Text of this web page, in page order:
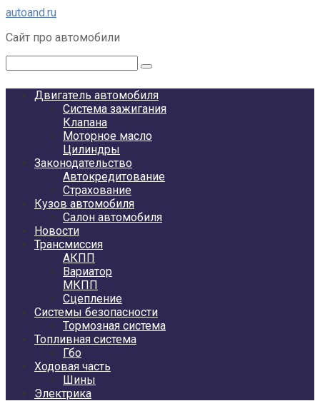
Перейти
контенту
autoand.ru
Сайт про автомобили
Двигатель автомобиля
Система зажигания
Клапана
Моторное масло
Цилиндры
Законодательство
Автокредитование
Страхование
Кузов автомобиля
Салон автомобиля
Новости
Трансмиссия
АКПП
Вариатор
МКПП
Сцепление
Системы безопасности
Тормозная система
Топливная система
Гбо
Ходовая часть
Шины
Электрика